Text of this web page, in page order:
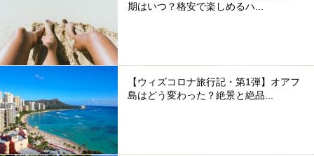
期はいつ？格安で楽しめるハ...
【ウィズコロナ旅行記・第1弾】オアフ
島はどう変わった？絶景と絶品...